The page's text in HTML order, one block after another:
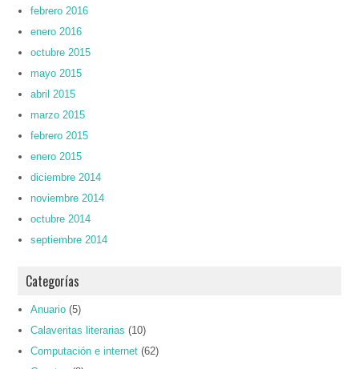
febrero 2016
enero 2016
octubre 2015
mayo 2015
abril 2015
marzo 2015
febrero 2015
enero 2015
diciembre 2014
noviembre 2014
octubre 2014
septiembre 2014
Categorías
Anuario (5)
Calaveritas literarias (10)
Computación e internet (62)